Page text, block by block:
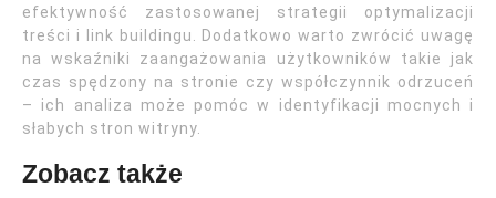
efektywność zastosowanej strategii optymalizacji
treści i link buildingu. Dodatkowo warto zwrócić uwagę
na wskaźniki zaangażowania użytkowników takie jak
czas spędzony na stronie czy współczynnik odrzuceń
– ich analiza może pomóc w identyfikacji mocnych i
słabych stron witryny.
Zobacz także